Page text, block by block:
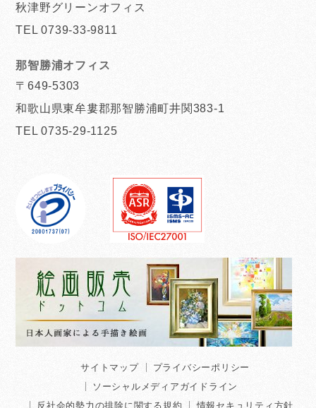
秋津野グリーンオフィス
TEL 0739-33-9811
那智勝浦オフィス
〒649-5303
和歌山県東牟婁郡那智勝浦町井関383-1
TEL 0735-29-1125
サイトマップ
プライバシーポリシー
ソーシャルメディアガイドライン
反社会的勢力の排除に関する規約
情報セキュリティ方針